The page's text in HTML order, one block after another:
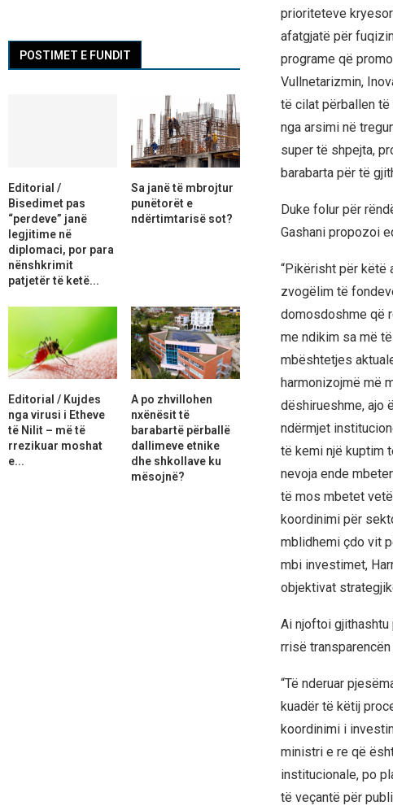
prioriteteve
afatgjatë për
programe që
Vullnetarizmin,
të cilat përballen të
nga arsimi në
super të shpejta,
barabarta për të
Duke folur për
Gashani propozoi
“Pikërisht për këtë
zvogëlim të
domosdoshme që
me ndikim sa më
mbështetjes
harmonizojmë më
dëshirueshme, ajo
ndërmjet
të kemi një kuptim
nevoja ende
të mos mbetet
koordinimi për
mblidhemi çdo vit
mbi investimet,
objektivat
Ai njoftoi
rrisë
“Të nderuar
kuadër të këtij
koordinimi i
ministri e re që
institucionale, po
të veçantë për
POSTIMET E FUNDIT
Editorial /
Bisedimet pas
“perdeve” janë
legjitime në
diplomaci, por para
nënshkrimit
patjetër të ketë...
Sa janë të mbrojtur
punëtorët e
ndërtimtarisë sot?
Editorial / Kujdes
nga virusi i Etheve
të Nilit – më të
rrezikuar moshat
e...
A po zhvillohen
nxënësit të
barabartë përballë
dallimeve etnike
dhe shkollave ku
mësojnë?